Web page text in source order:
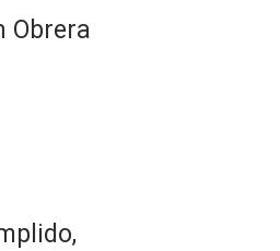
Obrera